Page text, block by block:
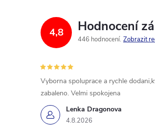
4,8 Hodnocení
446 hodnocení Zobrazit
Lenka Dragonova
4.8.2026
Vyborna spoluprace a rychle
zabaleno. Velmi spokojena